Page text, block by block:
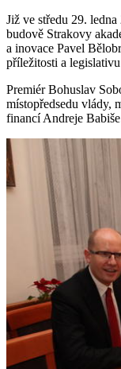
Již ve středu 29.
budově Strakovy
a inovace Pavel
příležitosti a
Premiér Bohuslav
místopředsedu vlády,
financí Andreje